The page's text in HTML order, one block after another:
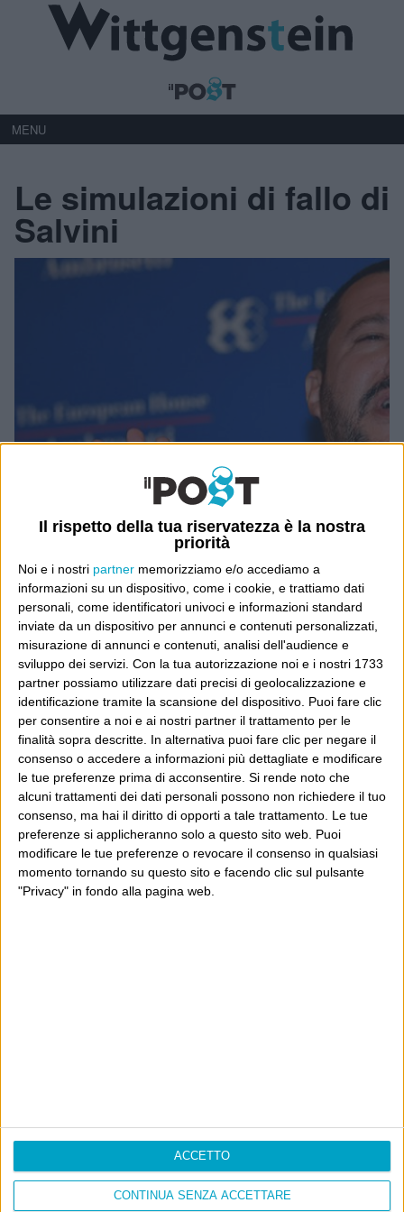
Il rispetto della tua riservatezza è la nostra
priorità
Noi e i nostri partner memorizziamo e/o accediamo a
informazioni su un dispositivo, come i cookie, e trattiamo dati
personali, come identificatori univoci e informazioni standard
inviate da un dispositivo per annunci e contenuti personalizzati,
misurazione di annunci e contenuti, analisi dell'audience e
sviluppo dei servizi. Con la tua autorizzazione noi e i nostri 1733
partner possiamo utilizzare dati precisi di geolocalizzazione e
identificazione tramite la scansione del dispositivo. Puoi fare clic
per consentire a noi e ai nostri partner il trattamento per le
finalità sopra descritte. In alternativa puoi fare clic per negare il
consenso o accedere a informazioni più dettagliate e modificare
le tue preferenze prima di acconsentire. Si rende noto che
alcuni trattamenti dei dati personali possono non richiedere il tuo
consenso, ma hai il diritto di opporti a tale trattamento. Le tue
preferenze si applicheranno solo a questo sito web. Puoi
modificare le tue preferenze o revocare il consenso in qualsiasi
momento tornando su questo sito e facendo clic sul pulsante
"Privacy" in fondo alla pagina web.
CONTINUA SENZA ACCETTARE
ACCETTO
MENU
Le simulazioni di fallo di
Salvini
(ANSA/DANIEL DAL ZENNARO
Ultimi articoli
La sinistra de coccio
Don’t feed the trolls
A chi pensi, quando senti dire “patrimoniale”?
Con due pistole caricate a salve e un canestro di parole
Cinquantaquattro contro quarantasei
Informativa sui cookie